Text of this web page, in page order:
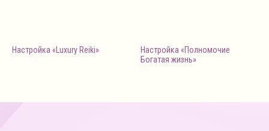
Настройка «Luxury Reiki»
Настройка «Полномочие
Богатая жизнь»